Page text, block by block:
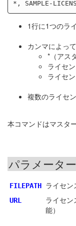
1行に1つのラ
カンマによっ
*（アス
ライセ
ライセ
複数のライセ
本コマンドはマスタ
パラメーター
FILEPATH ライセン
URL
ライセ
能）